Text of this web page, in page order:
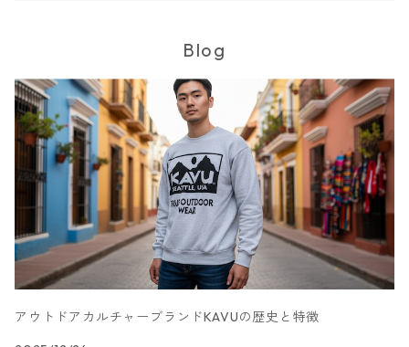
パーカー
ニット
ジャケット
コート
ブルゾン
ダウンジャケット・ベスト
バッグ
手持ちバッグ
セットアップ
サロペット・オーバーオール
帽子
キャップ
シャツ
ジップアップ・カーディガン
スカート
パンツ
アウター
ブルゾン
コート
セットアップ
ワンピース
テレビ台
チェスト
ソファ
ダイニングテーブル
Blog
アウトドアカルチャーブランドKAVUの歴史と特徴